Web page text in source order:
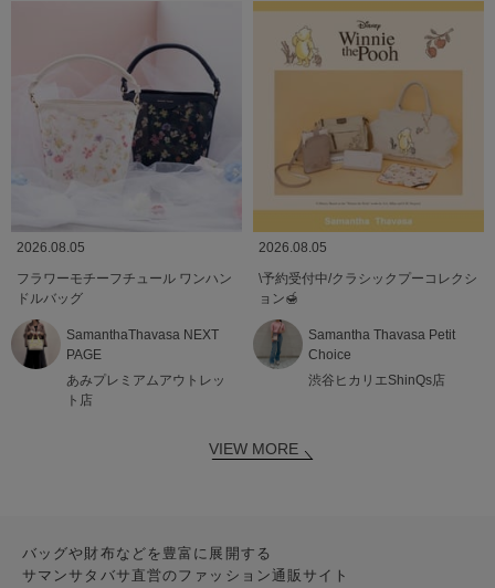
2026.08.05
フラワーモチーフチュール ワンハン
ドルバッグ
SamanthaThavasa NEXT
PAGE
あみプレミアムアウトレッ
ト店
2026.08.05
\予約受付中/クラシックプーコレクシ
ョン🍯
Samantha Thavasa Petit
Choice
渋谷ヒカリエShinQs店
VIEW MORE
バッグや財布などを豊富に展開する
サマンサタバサ直営のファッション通販サイト